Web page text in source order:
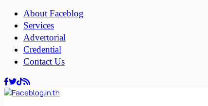
About Faceblog
Services
Advertorial
Credential
Contact Us